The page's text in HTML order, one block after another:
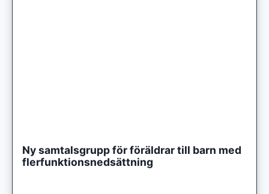
Ny samtalsgrupp för föräldrar till barn med
flerfunktionsnedsättning